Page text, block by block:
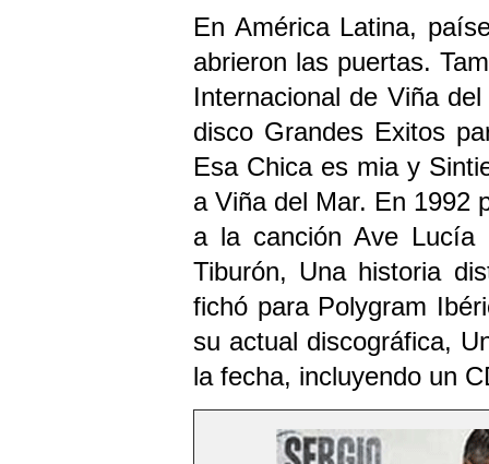
En América Latina,
abrieron las puertas.
Internacional de Viña
disco Grandes Exitos
Esa Chica es mia y
a Viña del Mar. En 1992
a la canción Ave Lucía
Tiburón, Una historia
fichó para Polygram
su actual discográfica,
la fecha, incluyendo un